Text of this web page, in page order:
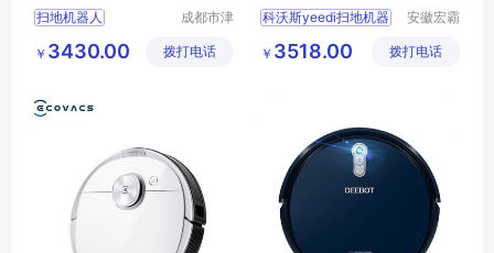
扫地机器人
扫地机器人价格
扫地机器人供应
成都市津
技有限公
￥ 3430.00 拨打电话
一2hybrid
科沃斯yeedi扫地机器
安徽宏霸
有限公司
￥ 3518.00 拨打电话